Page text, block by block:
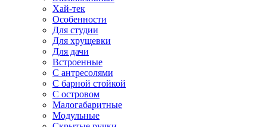
Хай-тек
Особенности
Для студии
Для хрущевки
Для дачи
Встроенные
С антресолями
С барной стойкой
С островом
Малогабаритные
Модульные